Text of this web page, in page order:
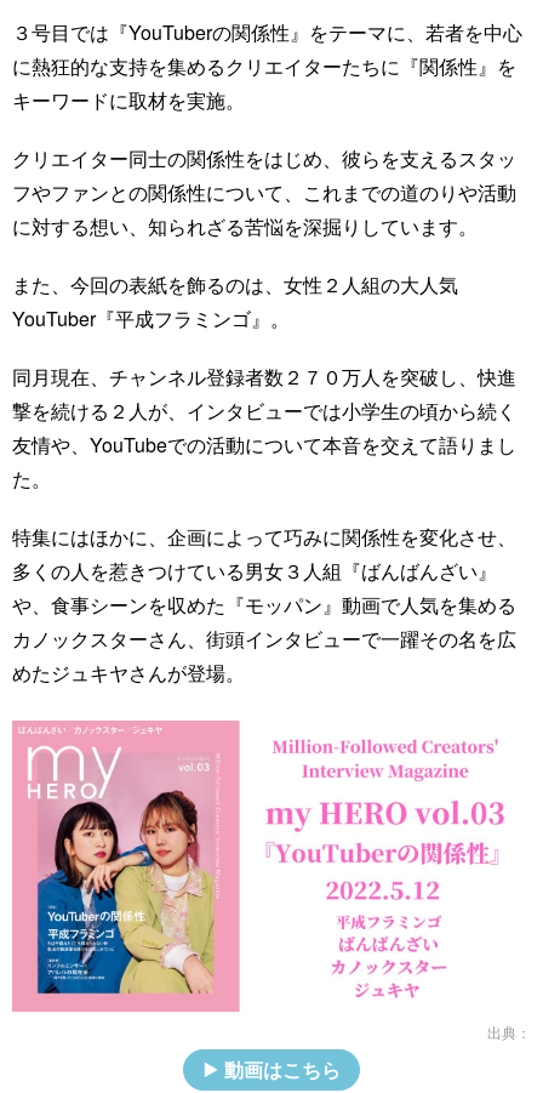
３号目では『YouTuberの関係性』をテーマに、若者を中心
に熱狂的な支持を集めるクリエイターたちに『関係性』を
キーワードに取材を実施。
クリエイター同士の関係性をはじめ、彼らを支えるスタッ
フやファンとの関係性について、これまでの道のりや活動
に対する想い、知られざる苦悩を深掘りしています。
また、今回の表紙を飾るのは、女性２人組の大人気
YouTuber『平成フラミンゴ』。
同月現在、チャンネル登録者数２７０万人を突破し、快進
撃を続ける２人が、インタビューでは小学生の頃から続く
友情や、YouTubeでの活動について本音を交えて語りまし
た。
特集にはほかに、企画によって巧みに関係性を変化させ、
多くの人を惹きつけている男女３人組『ばんばんざい』
や、食事シーンを収めた『モッパン』動画で人気を集める
カノックスターさん、街頭インタビューで一躍その名を広
めたジュキヤさんが登場。
出典：
動画はこちら